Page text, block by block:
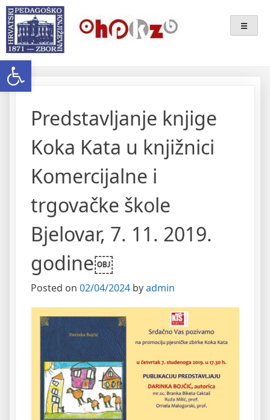
Open toolbar
Skip
to
content
Ogranak Hrvatskoga
Pedagoško-Književnog Zbora
Bjelovar
Predstavljanje knjige
Koka Kata u knjižnici
Komercijalne i
trgovačke škole
Bjelovar, 7. 11. 2019.
godine￼
Posted on 02/04/2024 byadmin